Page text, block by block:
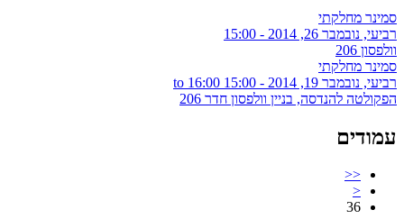
סמינר מחלקתי
רביעי, נובמבר 26, 2014 - 15:00
וולפסון 206
סמינר מחלקתי
רביעי, נובמבר 19, 2014 -
15:00
16:00
הפקולטה להנדסה, בניין וולפסון חדר 206
עמודים
<<
<
36